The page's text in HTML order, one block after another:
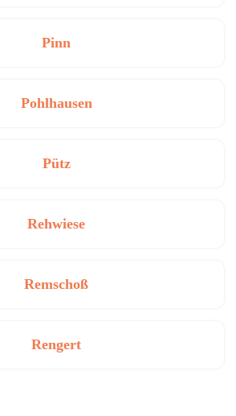
Pinn
Pohlhausen
Pütz
Rehwiese
Remschoß
Rengert